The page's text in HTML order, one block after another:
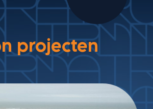
projecten